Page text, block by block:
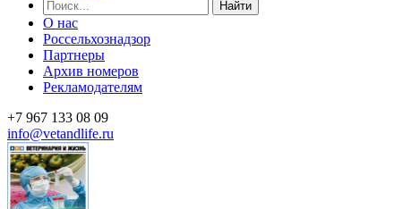
Найти
О нас
Россельхознадзор
Партнеры
Архив номеров
Рекламодателям
+7 967 133 08 09
info@vetandlife.ru